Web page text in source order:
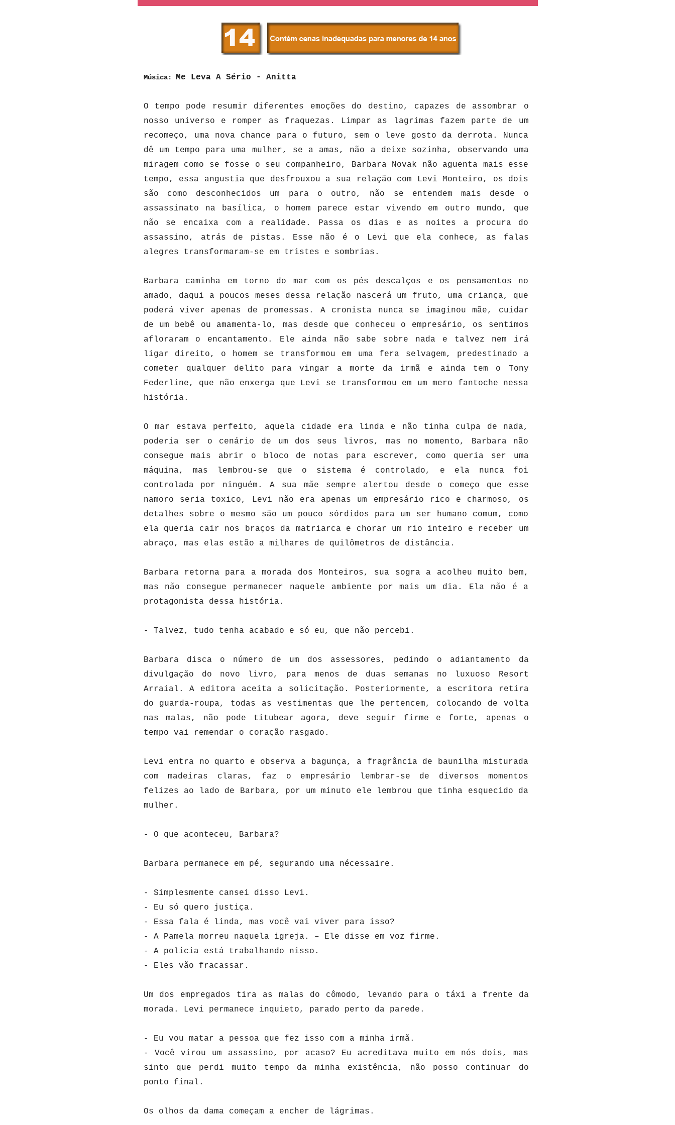
Música: Me Leva A Sério - Anitta
O tempo pode resumir diferentes emoções do destino, capazes de assombrar o
nosso universo e romper as fraquezas. Limpar as lagrimas fazem parte de um
recomeço, uma nova chance para o futuro, sem o leve gosto da derrota. Nunca
dê um tempo para uma mulher, se a amas, não a deixe sozinha, observando uma
miragem como se fosse o seu companheiro, Barbara Novak não aguenta mais esse
tempo, essa angustia que desfrouxou a sua relação com Levi Monteiro, os dois
são como desconhecidos um para o outro, não se entendem mais desde o
assassinato na basílica, o homem parece estar vivendo em outro mundo, que
não se encaixa com a realidade. Passa os dias e as noites a procura do
assassino, atrás de pistas. Esse não é o Levi que ela conhece, as falas
alegres transformaram-se em tristes e sombrias.
Barbara caminha em torno do mar com os pés descalços e os pensamentos no
amado, daqui a poucos meses dessa relação nascerá um fruto, uma criança, que
poderá viver apenas de promessas. A cronista nunca se imaginou mãe, cuidar
de um bebê ou amamenta-lo, mas desde que conheceu o empresário, os sentimos
afloraram o encantamento. Ele ainda não sabe sobre nada e talvez nem irá
ligar direito, o homem se transformou em uma fera selvagem, predestinado a
cometer qualquer delito para vingar a morte da irmã e ainda tem o Tony
Federline, que não enxerga que Levi se transformou em um mero fantoche nessa
história.
O mar estava perfeito, aquela cidade era linda e não tinha culpa de nada,
poderia ser o cenário de um dos seus livros, mas no momento, Barbara não
consegue mais abrir o bloco de notas para escrever, como queria ser uma
máquina, mas lembrou-se que o sistema é controlado, e ela nunca foi
controlada por ninguém. A sua mãe sempre alertou desde o começo que esse
namoro seria toxico, Levi não era apenas um empresário rico e charmoso, os
detalhes sobre o mesmo são um pouco sórdidos para um ser humano comum, como
ela queria cair nos braços da matriarca e chorar um rio inteiro e receber um
abraço, mas elas estão a milhares de quilômetros de distância.
Barbara retorna para a morada dos Monteiros, sua sogra a acolheu muito bem,
mas não consegue permanecer naquele ambiente por mais um dia. Ela não é a
protagonista dessa história.
- Talvez, tudo tenha acabado e só eu, que não percebi.
Barbara disca o número de um dos assessores, pedindo o adiantamento da
divulgação do novo livro, para menos de duas semanas no luxuoso Resort
Arraial. A editora aceita a solicitação. Posteriormente, a escritora retira
do guarda-roupa, todas as vestimentas que lhe pertencem, colocando de volta
nas malas, não pode titubear agora, deve seguir firme e forte, apenas o
tempo vai remendar o coração rasgado.
Levi entra no quarto e observa a bagunça, a fragrância de baunilha misturada
com madeiras claras, faz o empresário lembrar-se de diversos momentos
felizes ao lado de Barbara, por um minuto ele lembrou que tinha esquecido da
mulher.
- O que aconteceu, Barbara?
Barbara permanece em pé, segurando uma nécessaire.
- Simplesmente cansei disso Levi.
- Eu só quero justiça.
- Essa fala é linda, mas você vai viver para isso?
- A Pamela morreu naquela igreja. – Ele disse em voz firme.
- A polícia está trabalhando nisso.
- Eles vão fracassar.
Um dos empregados tira as malas do cômodo, levando para o táxi a frente da
morada. Levi permanece inquieto, parado perto da parede.
- Eu vou matar a pessoa que fez isso com a minha irmã.
- Você virou um assassino, por acaso? Eu acreditava muito em nós dois, mas
sinto que perdi muito tempo da minha existência, não posso continuar do
ponto final.
Os olhos da dama começam a encher de lágrimas.